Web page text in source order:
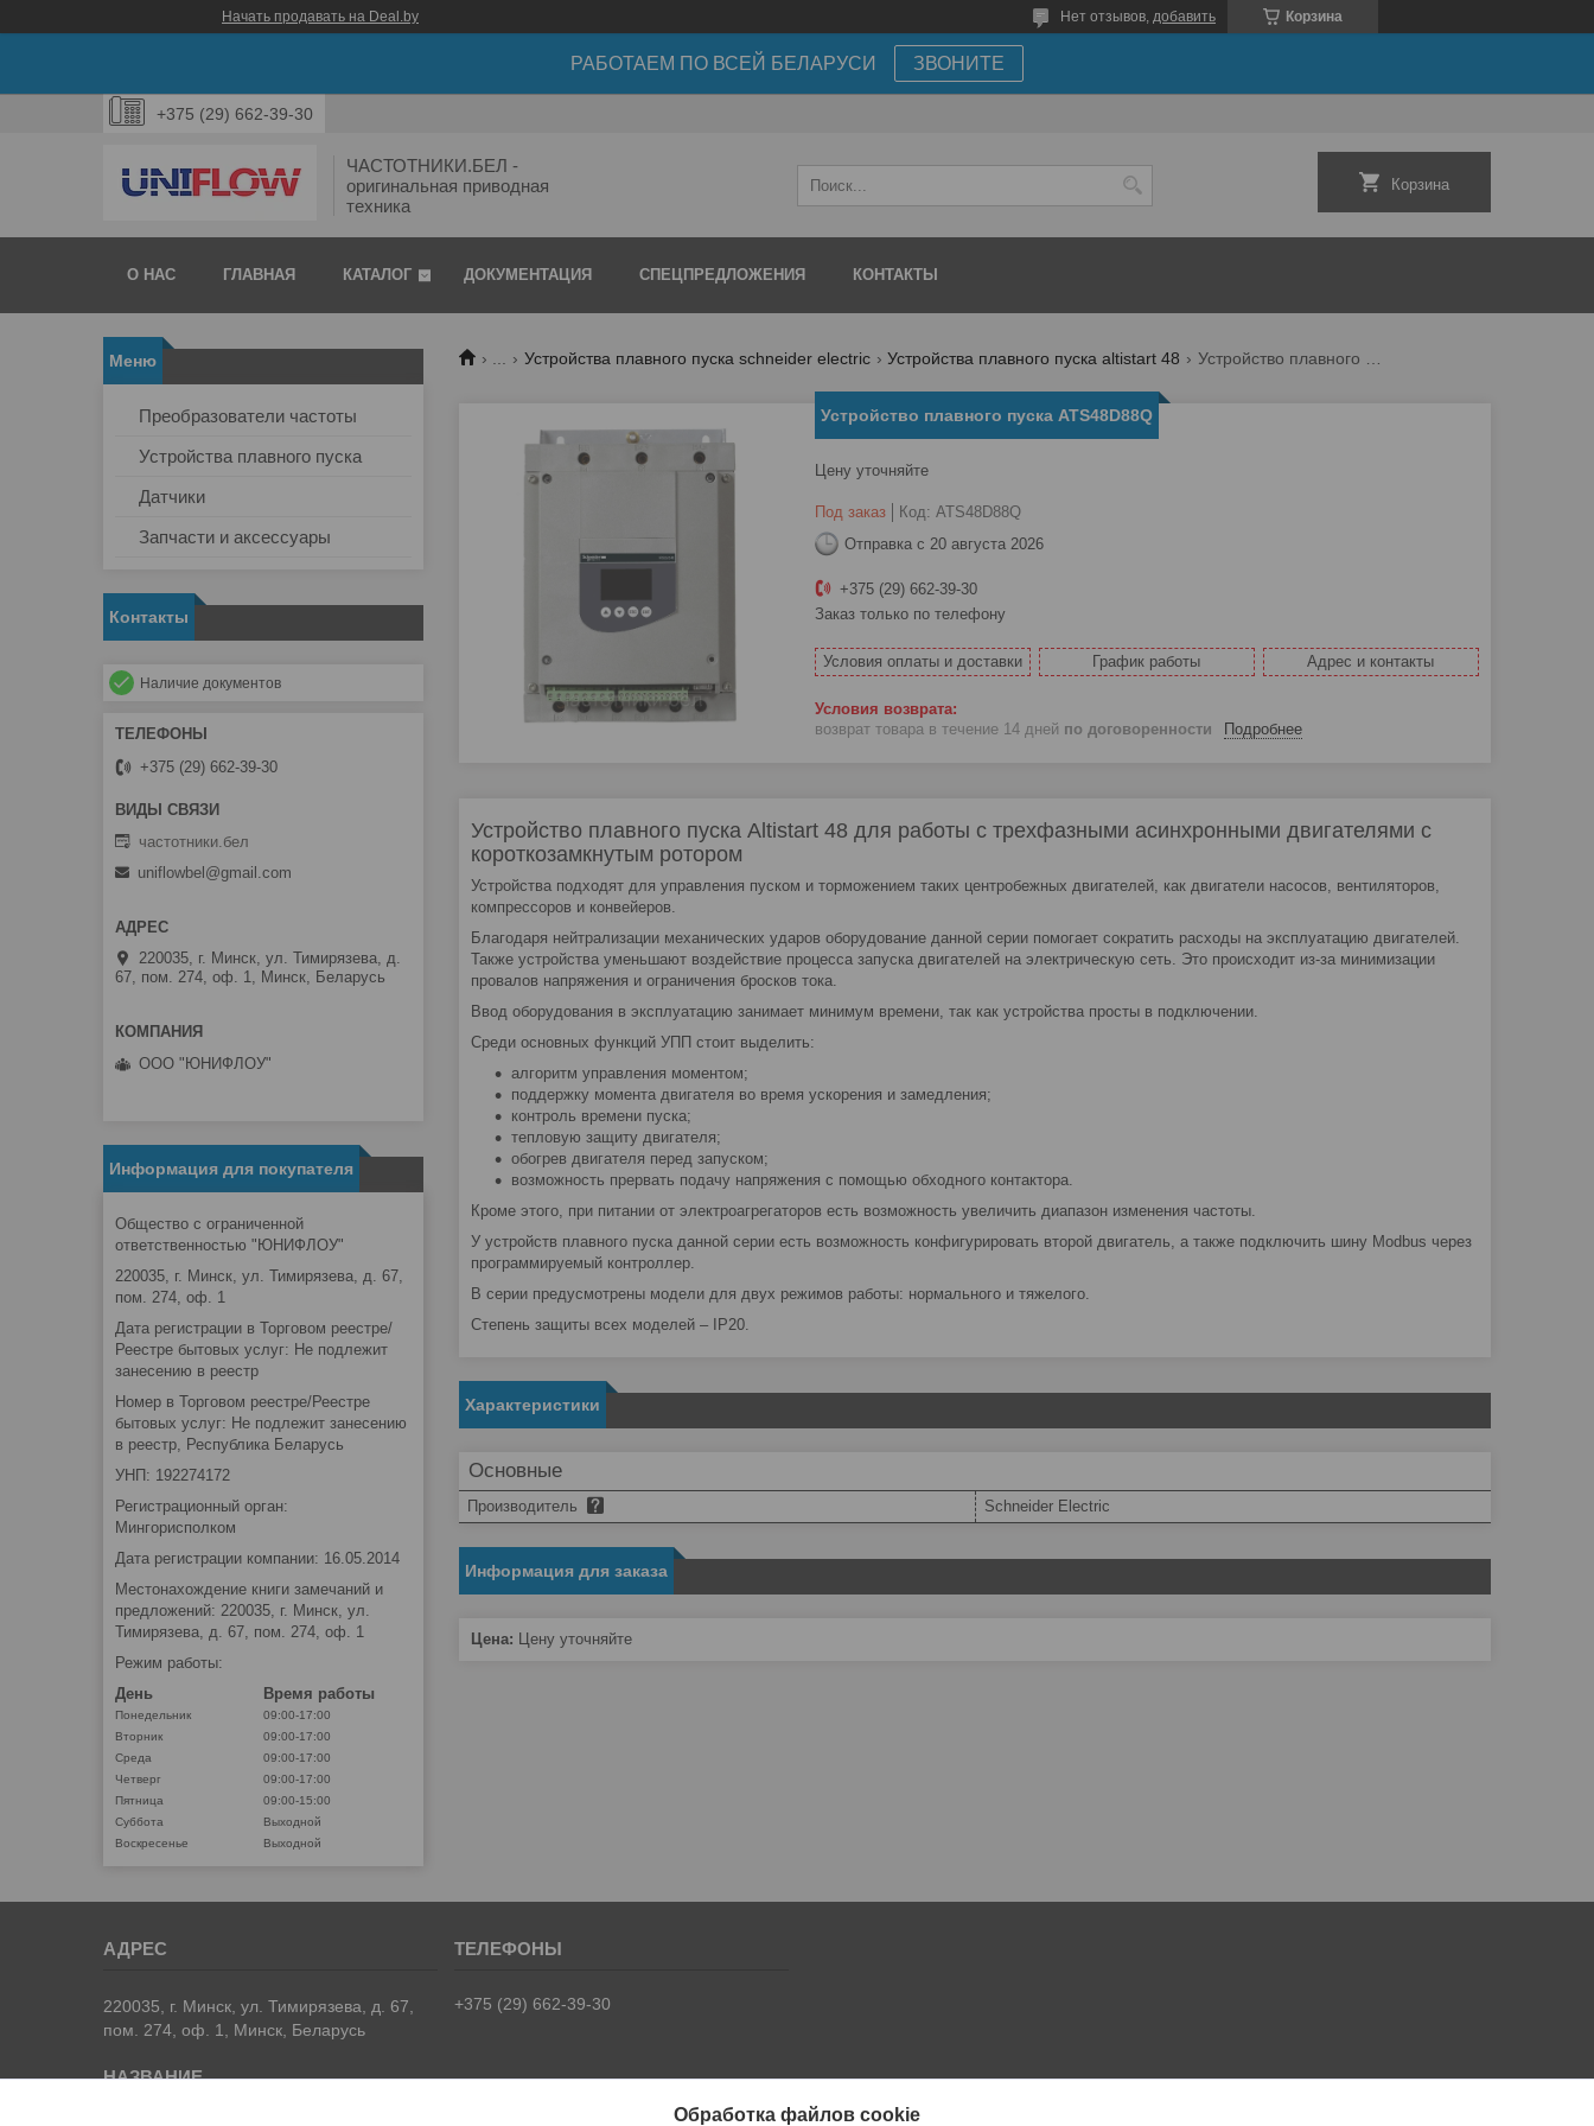
Начать продавать на Deal.by Корзина
Нет отзывов, добавить
РАБОТАЕМ ПО ВСЕЙ БЕЛАРУСИ ЗВОНИТЕ
+375 (29) 662-39-30
ЧАСТОТНИКИ.БЕЛ -
оригинальная приводная
техника
Корзина
О НАС ГЛАВНАЯ КАТАЛОГ ДОКУМЕНТАЦИЯ СПЕЦПРЕДЛОЖЕНИЯ КОНТАКТЫ
... Устройства плавного пуска schneider electric Устройства плавного пуска altistart 48 Устройство плавного пуска ats48d88q
Устройство плавного пуска ATS48D88Q
Цену уточняйте
Под заказ Код: ATS48D88Q
Отправка с 20 августа 2026
+375 (29) 662-39-30
Заказ только по телефону
Условия оплаты и доставки График работы Адрес и контакты
возврат товара в течение 14 дней по договоренности Подробнее
Устройство плавного пуска Altistart 48 для работы с трехфазными асинхронными двигателями с
короткозамкнутым ротором
Устройства подходят для управления пуском и торможением таких центробежных двигателей, как двигатели насосов, вентиляторов,
компрессоров и конвейеров.
Благодаря нейтрализации механических ударов оборудование данной серии помогает сократить расходы на эксплуатацию двигателей.
Также устройства уменьшают воздействие процесса запуска двигателей на электрическую сеть. Это происходит из-за минимизации
провалов напряжения и ограничения бросков тока.
Ввод оборудования в эксплуатацию занимает минимум времени, так как устройства просты в подключении.
Среди основных функций УПП стоит выделить:
алгоритм управления моментом;
поддержку момента двигателя во время ускорения и замедления;
контроль времени пуска;
тепловую защиту двигателя;
обогрев двигателя перед запуском;
возможность прервать подачу напряжения с помощью обходного контактора.
Кроме этого, при питании от электроагрегаторов есть возможность увеличить диапазон изменения частоты.
У устройств плавного пуска данной серии есть возможность конфигурировать второй двигатель, а также подключить шину Modbus через
программируемый контроллер.
В серии предусмотрены модели для двух режимов работы: нормального и тяжелого.
Степень защиты всех моделей – IP20.
Характеристики
Основные
Производитель Schneider Electric
Информация для заказа
Цена: Цену уточняйте
Преобразователи частоты
Устройства плавного пуска
Датчики
Запчасти и аксессуары
Контакты
Наличие документов
+375 (29) 662-39-30
частотники.бел
uniflowbel@gmail.com
220035, г. Минск, ул. Тимирязева, д.
67, пом. 274, оф. 1, Минск, Беларусь
ООО "ЮНИФЛОУ"
Информация для покупателя
Общество с ограниченной
ответственностью "ЮНИФЛОУ"
220035, г. Минск, ул. Тимирязева, д. 67,
пом. 274, оф. 1
Дата регистрации в Торговом реестре/
Реестре бытовых услуг: Не подлежит
занесению в реестр
Номер в Торговом реестре/Реестре
бытовых услуг: Не подлежит занесению
в реестр, Республика Беларусь
УНП: 192274172
Регистрационный орган:
Мингорисполком
Дата регистрации компании: 16.05.2014
Местонахождение книги замечаний и
предложений: 220035, г. Минск, ул.
Тимирязева, д. 67, пом. 274, оф. 1
Режим работы:
День
Время работы
Понедельник
09:00-17:00
Вторник
09:00-17:00
Среда
09:00-17:00
Четверг
09:00-17:00
Пятница
09:00-15:00
Суббота
Выходной
Воскресенье
Выходной
220035, г. Минск, ул. Тимирязева, д. 67,
пом. 274, оф. 1, Минск, Беларусь
+375 (29) 662-39-30
Обработка файлов cookie